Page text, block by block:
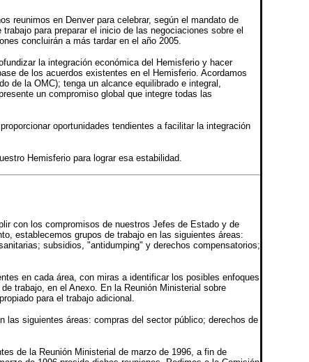
reunimos en Denver para celebrar, según el mandato de
para preparar el inicio de las negociaciones sobre el
concluirán a más tardar en el año 2005.
la integración económica del Hemisferio y hacer
de los acuerdos existentes en el Hemisferio. Acordamos
de la OMC); tenga un alcance equilibrado e integral,
un compromiso global que integre todas las
oportunidades tendientes a facilitar la integración
Hemisferio para lograr esa estabilidad.
con los compromisos de nuestros Jefes de Estado y de
establecemos grupos de trabajo en las siguientes áreas:
subsidios, "antidumping" y derechos compensatorios;
en cada área, con miras a identificar los posibles enfoques
trabajo, en el Anexo. En la Reunión Ministerial sobre
para el trabajo adicional.
las siguientes áreas: compras del sector público; derechos de
de la Reunión Ministerial de marzo de 1996, a fin de